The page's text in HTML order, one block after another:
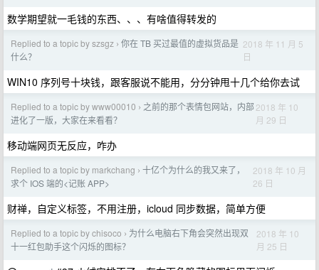
数学期望就一毛钱的东西、、、有啥值得转发的
Replied to a topic by szsgz › 你在 TB 买过最值的虚拟货品是
什么？
2018 年 11 月 5
日
WIN10 序列号十块钱，跟客服说不能用，分分钟甩十几个给你去试
Replied to a topic by www00010 › 之前的那个表情包网站，内部
进化了一版，大家在来看看？
2018 年 10
月 29 日
移动端网页无反应，咋办
Replied to a topic by markchang › 十亿个为什么的我又来了，
求个 IOS 端的<记账 APP>
2018 年 10 月
26 日
财禅，自定义标签，不用注册，icloud 同步数据，简单方便
Replied to a topic by chisoco › 为什么电脑右下角会突然出现双
十一红包助手这个闪烁的图标？
2018 年 10
月 25 日